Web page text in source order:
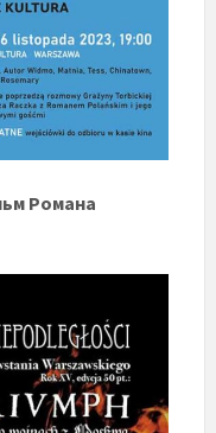
Романа